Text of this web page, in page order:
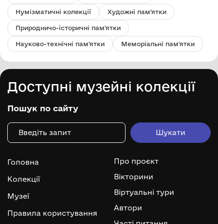
Нумізматичні колекції Художні пам'ятки
Природничо-історичні пам'ятки
Науково-технічні пам'ятки Меморіальні пам'ятки
Доступні музейні колекції
Пошук по сайту
Головна
Колекції
Музеї
Правила користування
Про проєкт
Вікторини
Віртуальні тури
Автори